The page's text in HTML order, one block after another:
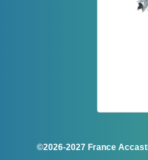
©2026-2027 France